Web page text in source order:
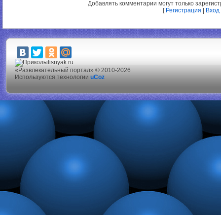
Добавлять комментарии могут только
[ Регистрация Вход
fisnyak.ru
«Развлекательный портал» © 2010-2026
Используются технологии uCoz